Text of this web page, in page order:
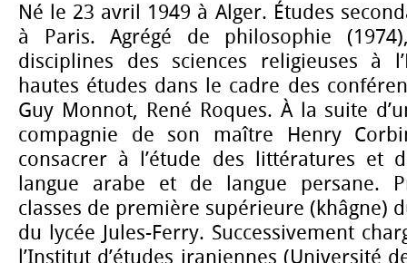
Né le 23 avril 1949 à Alger. Études
à Paris. Agrégé de philosophie
disciplines des sciences religieuses à
hautes études dans le cadre des
Guy Monnot, René Roques. À la suite
compagnie de son maître Henry
consacrer à l’étude des littératures et
langue arabe et de langue persane.
classes de première supérieure (khâgne)
du lycée Jules-Ferry. Successivement
l’Institut d’études iraniennes (Université